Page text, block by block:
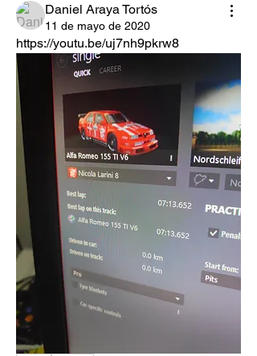
Daniel Araya Tortós
11 de mayo de 2020
https://youtu.be/uj7nh9pkrw8